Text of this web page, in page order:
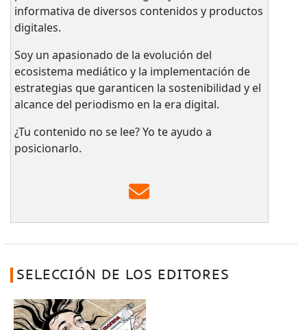
informativa de diversos contenidos y productos
digitales.
Soy un apasionado de la evolución del
ecosistema mediático y la implementación de
estrategias que garanticen la sostenibilidad y el
alcance del periodismo en la era digital.
¿Tu contenido no se lee? Yo te ayudo a
posicionarlo.
SELECCIÓN DE LOS EDITORES